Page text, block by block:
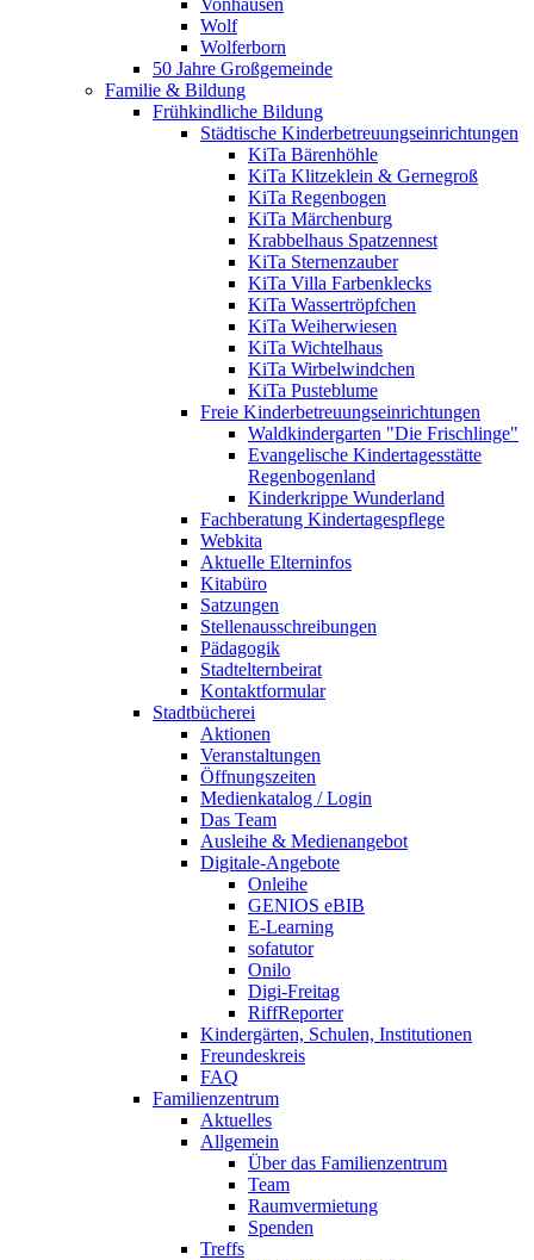
Vonhausen
Wolf
Wolferborn
50 Jahre Großgemeinde
Familie & Bildung
Frühkindliche Bildung
Städtische Kinderbetreuungseinrichtungen
KiTa Bärenhöhle
KiTa Klitzeklein & Gernegroß
KiTa Regenbogen
KiTa Märchenburg
Krabbelhaus Spatzennest
KiTa Sternenzauber
KiTa Villa Farbenklecks
KiTa Wassertröpfchen
KiTa Weiherwiesen
KiTa Wichtelhaus
KiTa Wirbelwindchen
KiTa Pusteblume
Freie Kinderbetreuungseinrichtungen
Waldkindergarten "Die Frischlinge"
Evangelische Kindertagesstätte
Regenbogenland
Kinderkrippe Wunderland
Fachberatung Kindertagespflege
Webkita
Aktuelle Elterninfos
Kitabüro
Satzungen
Stellenausschreibungen
Pädagogik
Stadtelternbeirat
Kontaktformular
Stadtbücherei
Aktionen
Veranstaltungen
Öffnungszeiten
Medienkatalog / Login
Das Team
Ausleihe & Medienangebot
Digitale-Angebote
Onleihe
GENIOS eBIB
E-Learning
sofatutor
Onilo
Digi-Freitag
RiffReporter
Kindergärten, Schulen, Institutionen
Freundeskreis
FAQ
Familienzentrum
Aktuelles
Allgemein
Über das Familienzentrum
Team
Raumvermietung
Spenden
Treffs